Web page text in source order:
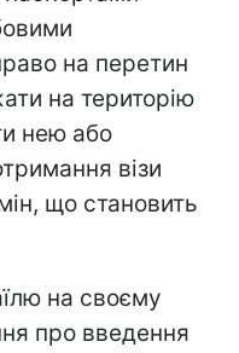
на перетин
на територію
нею або
візи
що становить
на своєму
про введення